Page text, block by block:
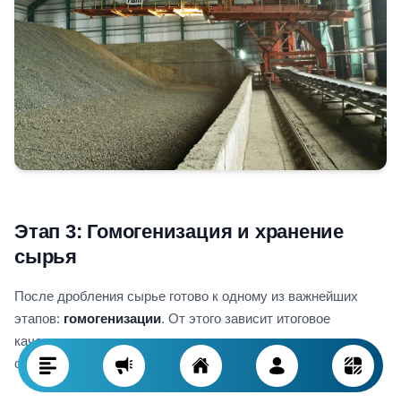
Этап 3: Гомогенизация и хранение
сырья
После дробления сырье готово к одному из важнейших
этапов: гомогенизации. От этого зависит итоговое
качество цемента — оно определяется однородностью
сырьевой смеси.